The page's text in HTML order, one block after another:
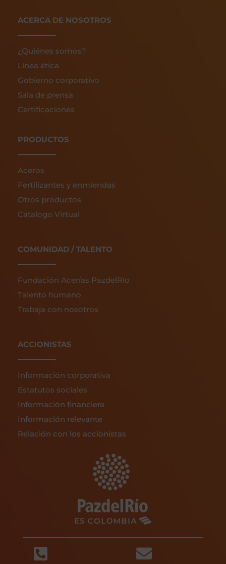
ACERCA DE NOSOTROS
¿Quiénes somos?
Línea ética
Gobierno corporativo
Sala de prensa
Certificaciones
PRODUCTOS
Aceros
Fertilizantes y enmiendas
Otros productos
Catalogo Virtual
COMUNIDAD / TALENTO
Fundación Acerías PazdelRío
Talento humano
Trabaja con nosotros
ACCIONISTAS
Información corporativa
Estatutos sociales
Información financiera
Información relevante
Relación con los accionistas